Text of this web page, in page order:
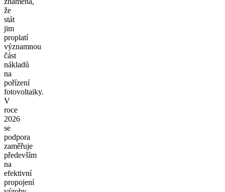
že
stát
jim
proplatí
významnou
část
nákladů
na
pořízení
fotovoltaiky.
V
roce
2026
se
podpora
zaměřuje
především
na
efektivní
propojení